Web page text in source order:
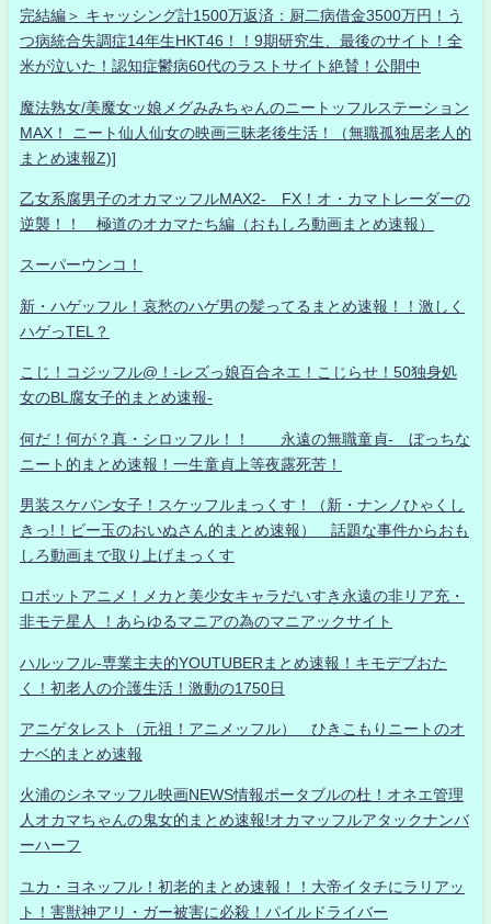
完結編＞ キャッシング計1500万返済：厨二病借金3500万円！う
つ病統合失調症14年生HKT46！！9期研究生、最後のサイト！全
米が泣いた！認知症鬱病60代のラストサイト絶賛！公開中
魔法熟女/美魔女ッ娘メグみみちゃんのニートッフルステーション
MAX！ ニート仙人仙女の映画三昧老後生活！（無職孤独居老人的
まとめ速報Z)]
乙女系腐男子のオカマッフルMAX2- FX！オ・カマトレーダーの
逆襲！！ 極道のオカマたち編（おもしろ動画まとめ速報）
スーパーウンコ！
新・ハゲッフル！哀愁のハゲ男の髪ってるまとめ速報！！激しく
ハゲっTEL？
こじ！コジッフル@！-レズっ娘百合ネエ！こじらせ！50独身処
女のBL腐女子的まとめ速報-
何だ！何が？真・シロッフル！！ 永遠の無職童貞- ぼっちな
ニート的まとめ速報！一生童貞上等夜露死苦！
男装スケバン女子！スケッフルまっくす！（新・ナンノひゃくし
きっ!！ビー玉のおいぬさん的まとめ速報） 話題な事件からおも
しろ動画まで取り上げまっくす
ロボットアニメ！メカと美少女キャラだいすき永遠の非リア充・
非モテ星人 ！あらゆるマニアの為のマニアックサイト
ハルッフル-専業主夫的YOUTUBERまとめ速報！キモデブおた
く！初老人の介護生活！激動の1750日
アニゲタレスト（元祖！アニメッフル） ひきこもりニートのオ
ナベ的まとめ速報
火浦のシネマッフル映画NEWS情報ポータブルの杜！オネエ管理
人オカマちゃんの鬼女的まとめ速報!オカマッフルアタックナンバ
ーハーフ
ユカ・ヨネッフル！初老的まとめ速報！！大帝イタチにラリアッ
ト！害獣神アリ・ガー被害に必殺！パイルドライバー